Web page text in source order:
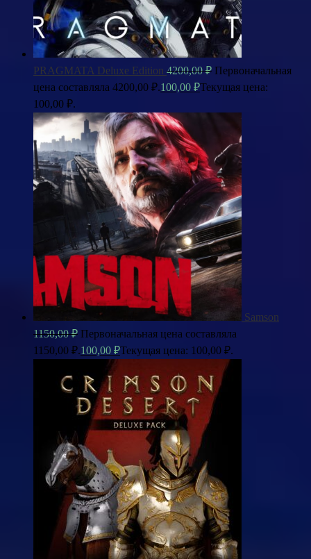
PRAGMATA Deluxe Edition 4200,00₽ Первоначальная
цена составляла 4200,00 ₽.100,00 ₽Текущая цена:
100,00 ₽.
Samson
1150,00₽ Первоначальная цена составляла
1150,00 ₽.100,00 ₽Текущая цена: 100,00 ₽.